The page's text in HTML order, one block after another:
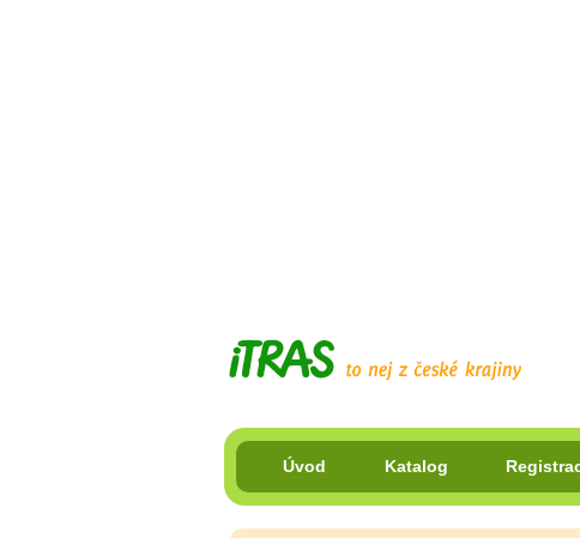
Úvod Katalog